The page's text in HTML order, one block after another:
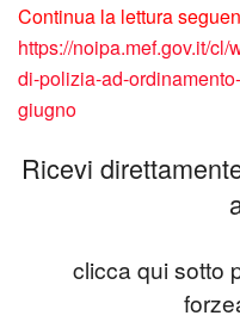
Continua la lettura
https://noipa.mef.gov.it/
di-polizia-ad-
giugno
Ricevi
clicca qui sotto